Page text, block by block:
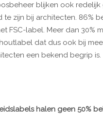
blijken ook
te zijn bij architecten. 86%
FSC-label. Meer dan 30%
dat dus ook bij
een bekend begrip is.
halen geen 50%